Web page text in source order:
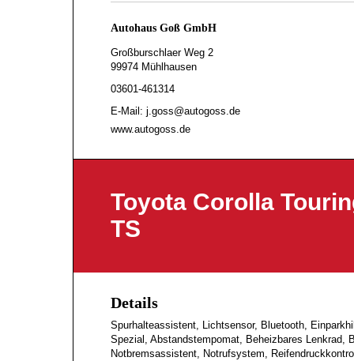
Autohaus Goß GmbH
Großburschlaer Weg 2
99974 Mühlhausen
03601-461314
E-Mail: j.goss@autogoss.de
www.autogoss.de
Toyota Corolla
TS
Details
Spurhalteassistent, Lichtsensor, Bluetooth,
Spezial, Abstandstempomat, Beheizbares Lenkrad,
Notbremsassistent, Notrufsystem,